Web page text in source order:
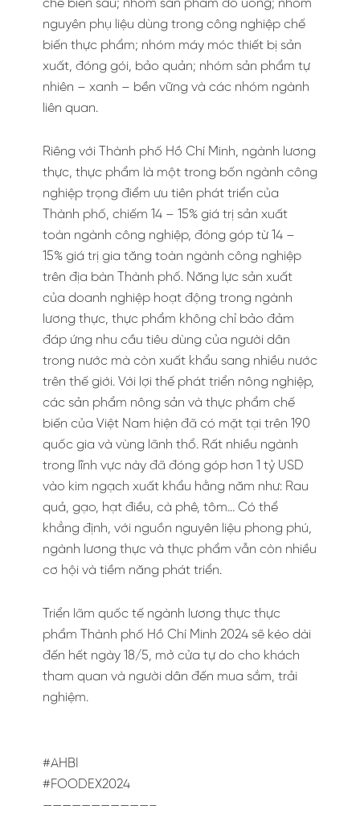
chế biến sâu; nhóm sản phẩm đồ uống; nhóm
nguyên phụ liệu dùng trong công nghiệp chế
biến thực phẩm; nhóm máy móc thiết bị sản
xuất, đóng gói, bảo quản; nhóm sản phẩm tự
nhiên – xanh – bền vững và các nhóm ngành
liên quan.
Riêng với Thành phố Hồ Chí Minh, ngành lương
thực, thực phẩm là một trong bốn ngành công
nghiệp trọng điểm ưu tiên phát triển của
Thành phố, chiếm 14 – 15% giá trị sản xuất
toàn ngành công nghiệp, đóng góp từ 14 –
15% giá trị gia tăng toàn ngành công nghiệp
trên địa bàn Thành phố. Năng lực sản xuất
của doanh nghiệp hoạt động trong ngành
lương thực, thực phẩm không chỉ bảo đảm
đáp ứng nhu cầu tiêu dùng của người dân
trong nước mà còn xuất khẩu sang nhiều nước
trên thế giới. Với lợi thế phát triển nông nghiệp,
các sản phẩm nông sản và thực phẩm chế
biến của Việt Nam hiện đã có mặt tại trên 190
quốc gia và vùng lãnh thổ. Rất nhiều ngành
trong lĩnh vực này đã đóng góp hơn 1 tỷ USD
vào kim ngạch xuất khẩu hằng năm như: Rau
quả, gạo, hạt điều, cà phê, tôm… Có thể
khẳng định, với nguồn nguyên liệu phong phú,
ngành lương thực và thực phẩm vẫn còn nhiều
cơ hội và tiềm năng phát triển.
Triển lãm quốc tế ngành lương thực thực
phẩm Thành phố Hồ Chí Minh 2024 sẽ kéo dài
đến hết ngày 18/5, mở cửa tự do cho khách
tham quan và người dân đến mua sắm, trải
nghiệm.
#AHBI
#FOODEX2024
———————————–